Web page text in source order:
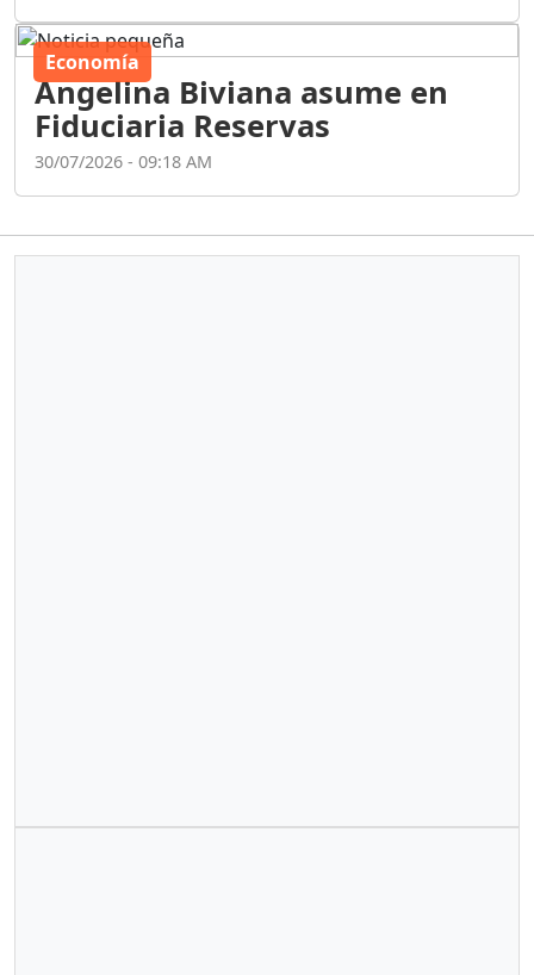
Economía
Angelina Biviana asume en
Fiduciaria Reservas
30/07/2026 - 09:18 AM